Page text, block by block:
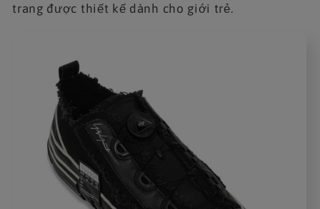
trang được thiết kế dành cho giới trẻ.